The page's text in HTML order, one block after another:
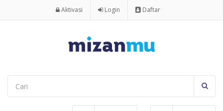
Aktivasi Login Daftar